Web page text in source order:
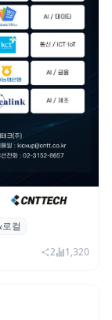
&로컬’ 참
컬
2 1,320